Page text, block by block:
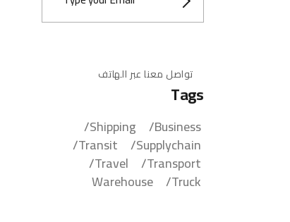
تواصل معنا عبر الهاتف
Tags
Business
Shipping
Supplychain
Transit
Transport
Travel
Truck
Warehouse